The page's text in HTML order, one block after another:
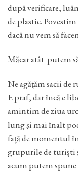
după verificare,
de plastic.
dacă nu vem să
Măcar atât putem
Ne agățăm sacii de
E praf, dar încă e
amintim de ziua
lung și mai înalt
față de momentul
grupurile de turiști
acum putem spune